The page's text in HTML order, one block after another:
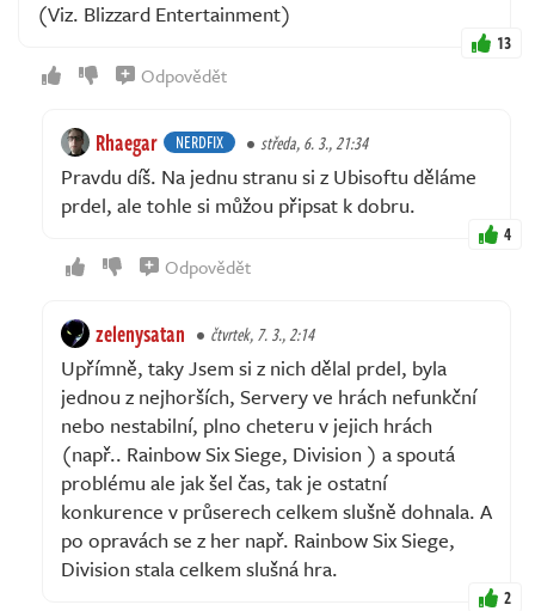
(Viz. Blizzard Entertainment)
13
Odpovědět
Rhaegar NERDFIX středa, 6. 3., 21:34
Pravdu díš. Na jednu stranu si z Ubisoftu děláme
prdel, ale tohle si můžou připsat k dobru.
4
Odpovědět
zelenysatan čtvrtek, 7. 3., 2:14
Upřímně, taky Jsem si z nich dělal prdel, byla
jednou z nejhorších, Servery ve hrách nefunkční
nebo nestabilní, plno cheteru v jejich hrách
(např.. Rainbow Six Siege, Division ) a spoutá
problému ale jak šel čas, tak je ostatní
konkurence v průserech celkem slušně dohnala. A
po opravách se z her např. Rainbow Six Siege,
Division stala celkem slušná hra.
2